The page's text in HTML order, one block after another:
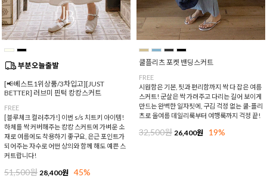
[📢베스트1위상품/3차입고][JUST
BETTER] 러브미 핀턱 캉캉스커트
FREE
[블루체크 컬러추가!] 이번 s/s 치트키 아이템!
하체를 싹 커버해주는 캉캉 스커트에 가벼운 소
재로 여름에도 착용하기 좋구요, 은근 포인트가
되어주는 자수로 어떤 상의와 함께 해도 예쁜 스
커트랍니다!
51,500원 28,400원 45%
쿨플리츠 포켓 밴딩스커트
FREE
시원함은 기본, 핏과 편리함까지 싹 다 잡은 여름
스커트! 군살은 싹 가려주고 다리는 길어 보이게
만드는 완벽한 일자핏에, 구김 걱정 없는 쿨-플리
츠로 올여름 데일리룩부터 여행룩까지 걱정 끝!
32,500원 26,400원 19%